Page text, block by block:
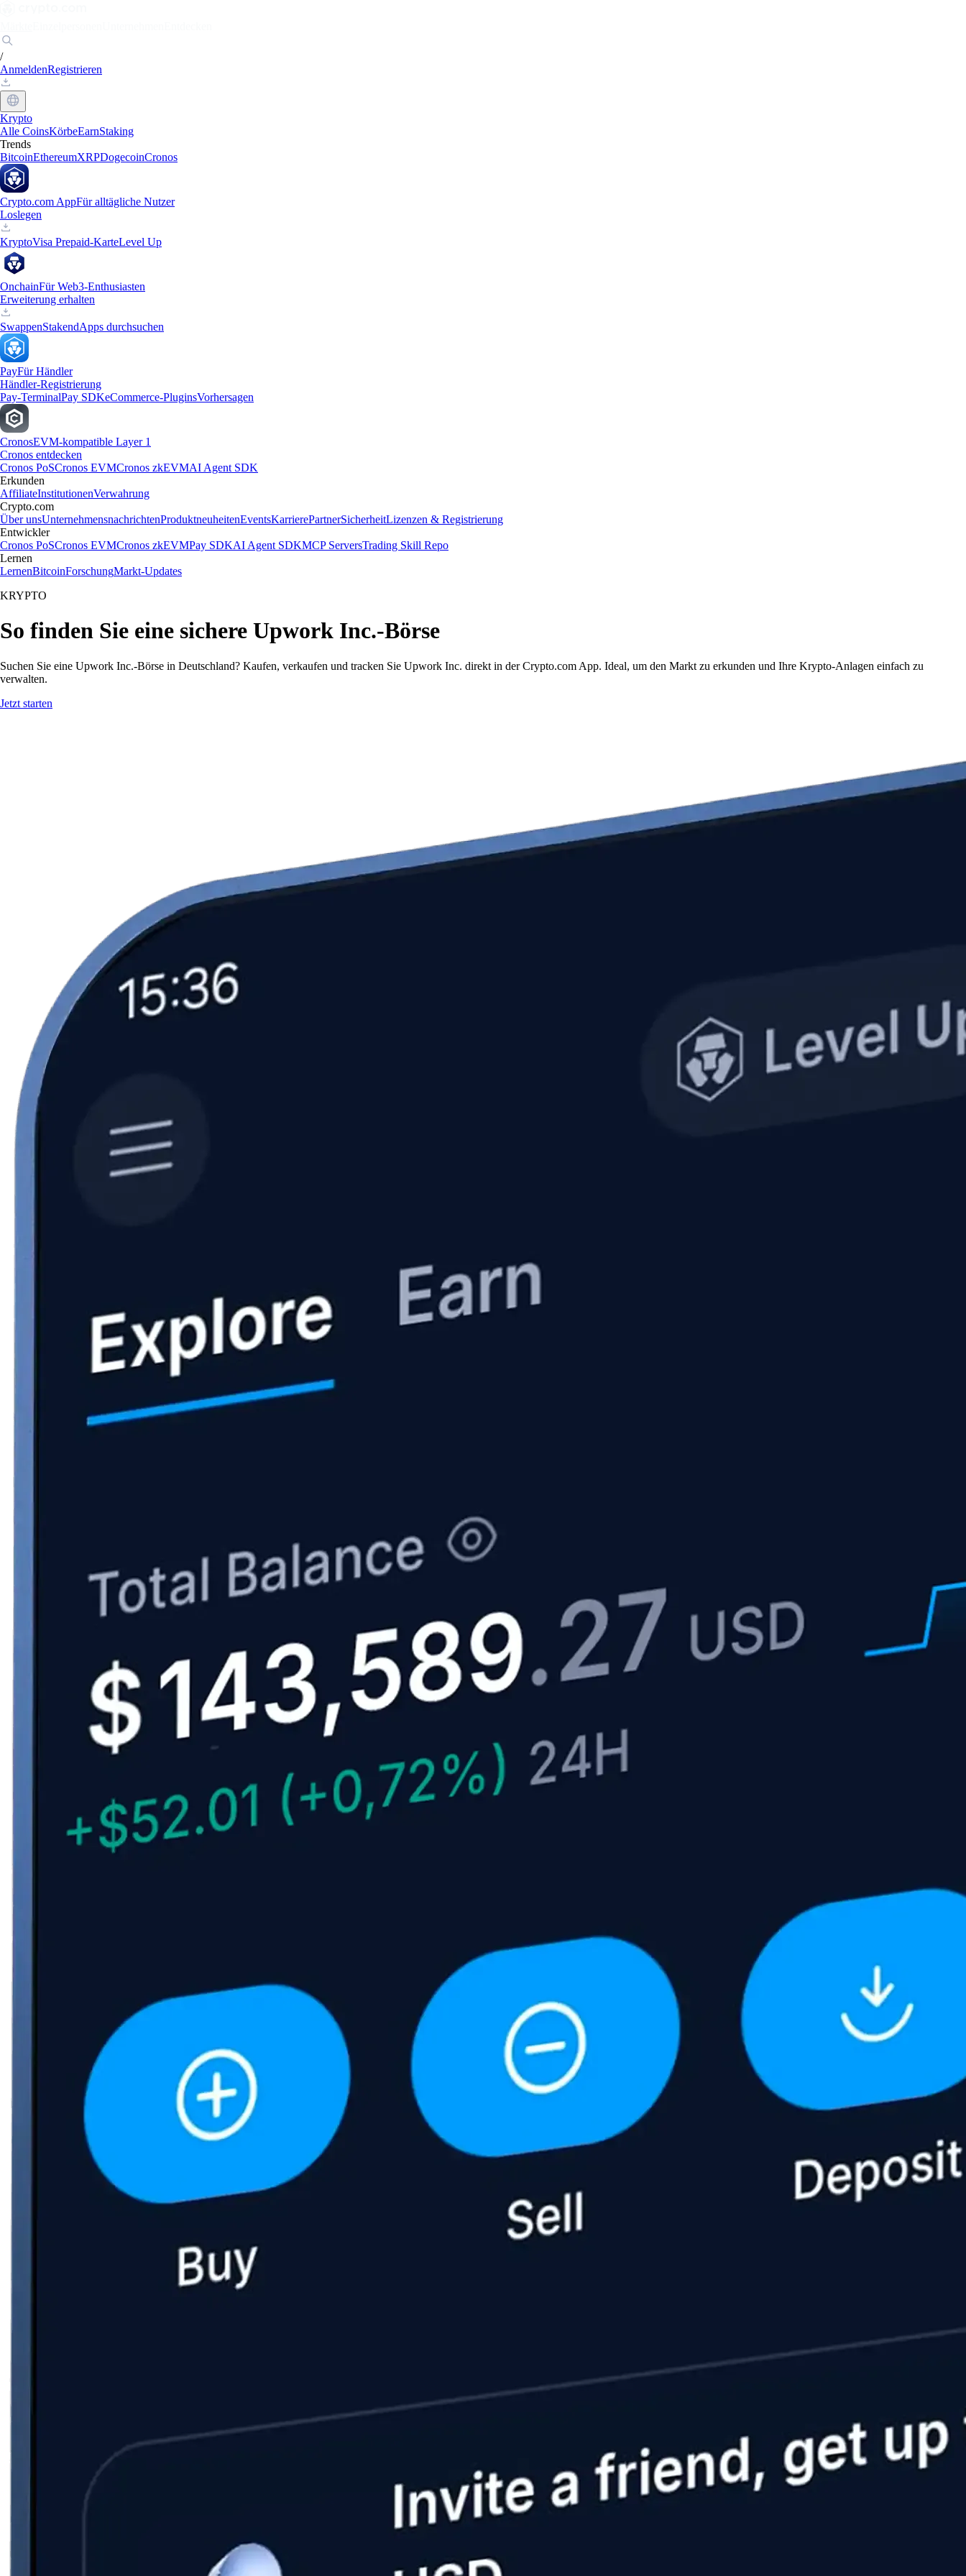
/
AnmeldenRegistrieren
Krypto
Alle CoinsKörbeEarnStaking
Trends
BitcoinEthereumXRPDogecoinCronos
Crypto.com AppFür alltägliche Nutzer
Loslegen
KryptoVisa Prepaid-KarteLevel Up
OnchainFür Web3-Enthusiasten
Erweiterung erhalten
SwappenStakendApps durchsuchen
PayFür Händler
Händler-Registrierung
Pay-TerminalPay SDKeCommerce-PluginsVorhersagen
CronosEVM-kompatible Layer 1
Cronos entdecken
Cronos PoSCronos EVMCronos zkEVMAI Agent SDK
Erkunden
AffiliateInstitutionenVerwahrung
Crypto.com
Über unsUnternehmensnachrichtenProduktneuheitenEventsKarrierePartnerSicherheitLizenzen & Registrierung
Entwickler
Cronos PoSCronos EVMCronos zkEVMPay SDKAI Agent SDKMCP ServersTrading Skill Repo
Lernen
LernenBitcoinForschungMarkt-Updates
KRYPTO
So finden Sie eine sichere Upwork Inc.-Börse
Suchen Sie eine Upwork Inc.-Börse in Deutschland? Kaufen, verkaufen und tracken Sie Upwork Inc. direkt in der Crypto.com App. Ideal, um den Markt zu erkunden und Ihre Krypto-Anlagen einfach zu
verwalten.
Jetzt starten